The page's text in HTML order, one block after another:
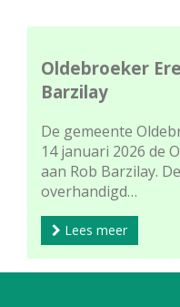
Oldebroeker
Barzilay
De gemeente
14 januari 2026 de
aan Rob Barzilay.
overhandigd…
Lees meer